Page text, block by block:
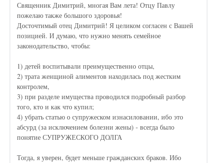
Священник Димитрий, многая Вам лета! Отцу Павлу
пожелаю также большого здоровья!
Досточтимый отец Димитрий! Я целиком согласен с Вашей
позицией. И думаю, что нужно менять семейное
законодательство, чтобы:
1) детей воспитывали преимущественно отцы,
2) трата женщиной алиментов находилась под жестким
контролем,
3) при разделе имущества проводился подробный разбор
того, кто и как что купил;
4) убрать статью о супружеском изнасиловании, ибо это
абсурд (за исключением болезни жены) - всегда было
понятие СУПРУЖЕСКОГО ДОЛГА
Тогда, я уверен, будет меньше гражданских браков. Ибо